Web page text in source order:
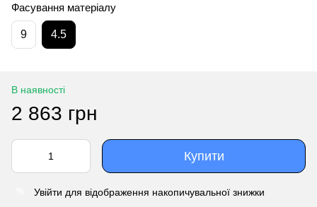
Фасування матеріалу
9 4.5
В наявності
2 863 грн
Купити
Увійти для відображення накопичувальної знижки